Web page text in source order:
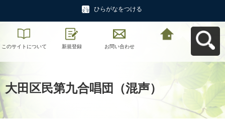
ひらがなをつける
このサイトについて 新規登録 お問い合わせ
大田区民第九合唱団（混声）